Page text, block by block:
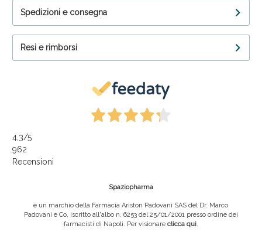
Spedizioni e consegna
Resi e rimborsi
4,3/5
962
Recensioni
Spaziopharma
è un marchio della Farmacia Ariston Padovani SAS del Dr. Marco
Padovani e Co, iscritto all'albo n. 6253 del 25/01/2001 presso ordine dei
farmacisti di Napoli. Per visionare clicca qui.